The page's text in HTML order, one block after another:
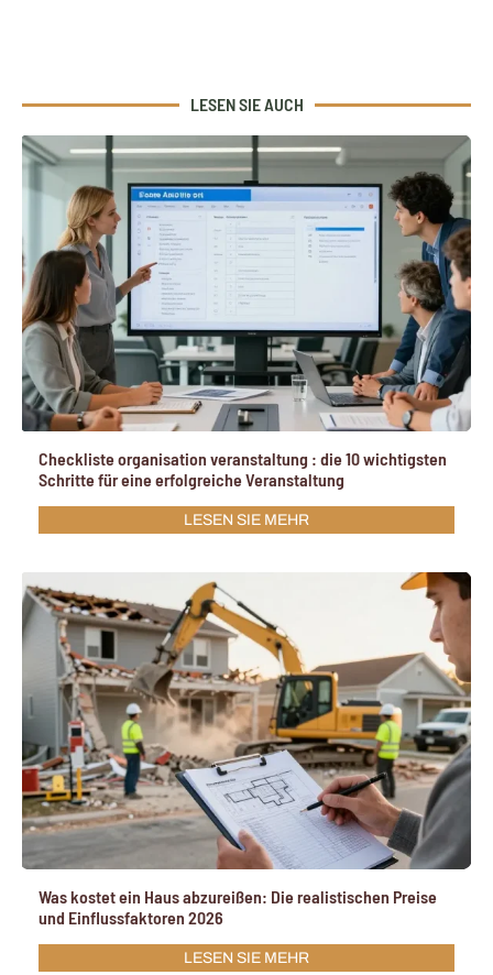
LESEN SIE AUCH
Checkliste organisation veranstaltung : die 10 wichtigsten
Schritte für eine erfolgreiche Veranstaltung
LESEN SIE MEHR
Was kostet ein Haus abzureißen: Die realistischen Preise
und Einflussfaktoren 2026
LESEN SIE MEHR